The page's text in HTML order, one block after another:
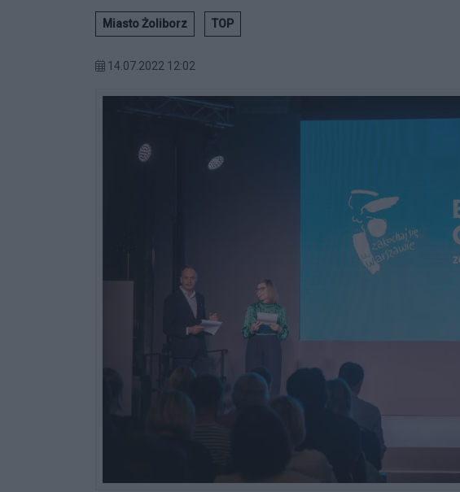
Miasto Żoliborz TOP
14.07.2022 12:02